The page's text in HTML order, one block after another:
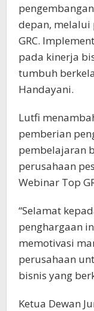
depan, melalui
GRC.
pada kinerja
tumbuh
Handayani.
Lutfi
pemberian
pembelajaran
perusahaan
Webinar Top
“Selamat
penghargaan
memotivasi
perusahaan
bisnis yang
Ketua Dewan